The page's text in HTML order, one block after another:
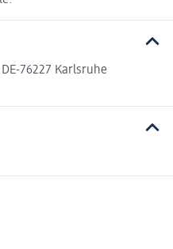
76227 Karlsruhe